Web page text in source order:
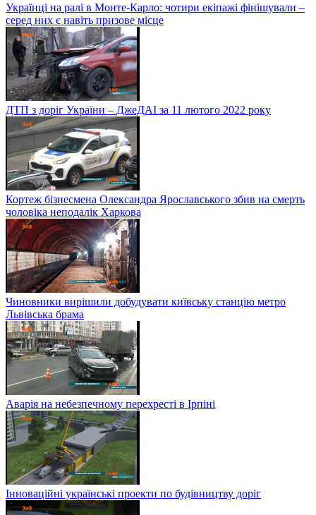
Українці на ралі в Монте-Карло: чотири екіпажі фінішували –
серед них є навіть призове місце
ДТП з доріг України – ДжеДАІ за 11 лютого 2022 року
Кортеж бізнесмена Олександра Ярославського збив на смерть
чоловіка неподалік Харкова
Чиновники вирішили добудувати київську станцію метро
Львівська брама
Аварія на небезпечному перехресті в Ірпіні
Інноваційні українські проекти по будівництву доріг